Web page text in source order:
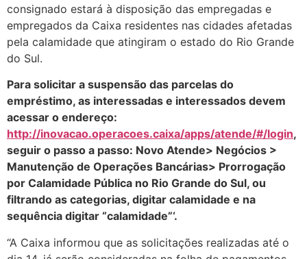
consignado estará à disposição das empregadas e
empregados da Caixa residentes nas cidades afetadas
pela calamidade que atingiram o estado do Rio Grande
do Sul.
Para solicitar a suspensão das parcelas do
empréstimo, as interessadas e interessados devem
acessar o endereço:
http://inovacao.operacoes.caixa/apps/atende/#/login,
seguir o passo a passo: Novo Atende> Negócios >
Manutenção de Operações Bancárias> Prorrogação
por Calamidade Pública no Rio Grande do Sul, ou
filtrando as categorias, digitar calamidade e na
sequência digitar “calamidade”‘.
“A Caixa informou que as solicitações realizadas até o